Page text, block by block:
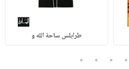
طرابلس ساحة الله و
2
3
4
5